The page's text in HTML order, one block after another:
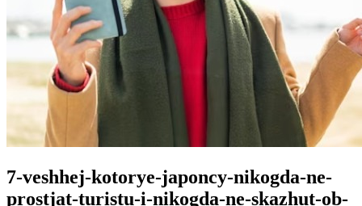
7-veshhej-kotorye-japoncy-nikogda-ne-
prostjat-turistu-i-nikogda-ne-skazhut-ob-